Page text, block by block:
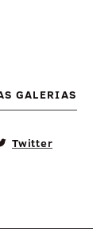
GALERIAS
Twitter